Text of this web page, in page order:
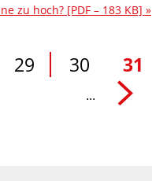
zu hoch? [PDF – 183 KB] »
29 30 31
...